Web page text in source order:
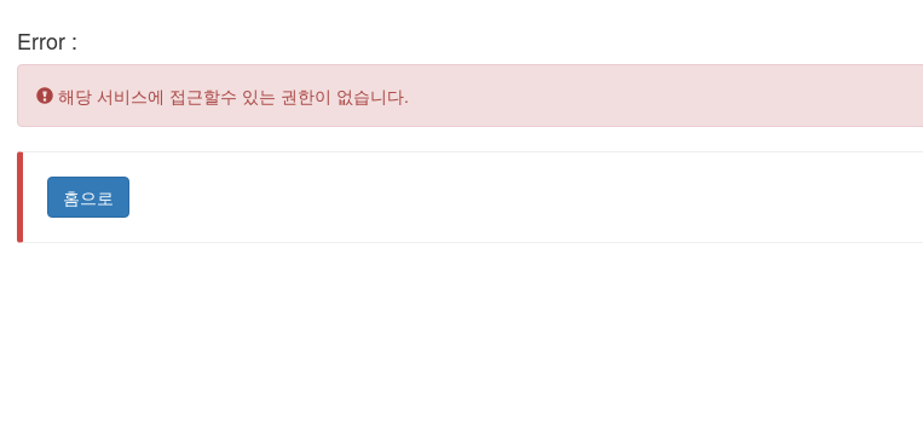
Error :
Error:
해당 서비스에 접근할수 있는 권한이 없습니다.
홈으로